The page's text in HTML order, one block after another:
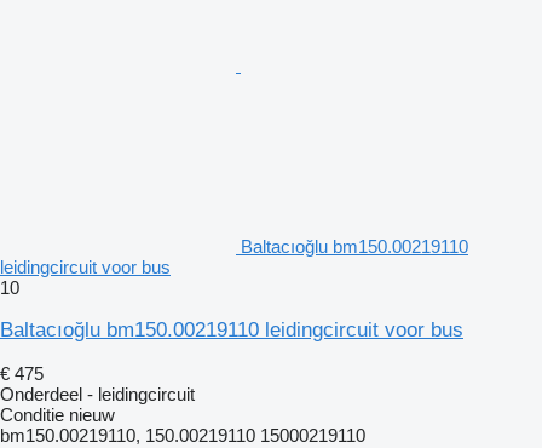
Baltacıoğlu bm150.00219110
leidingcircuit voor bus
10
Baltacıoğlu bm150.00219110 leidingcircuit voor bus
€ 475
Onderdeel - leidingcircuit
Conditie nieuw
bm150.00219110, 150.00219110 15000219110